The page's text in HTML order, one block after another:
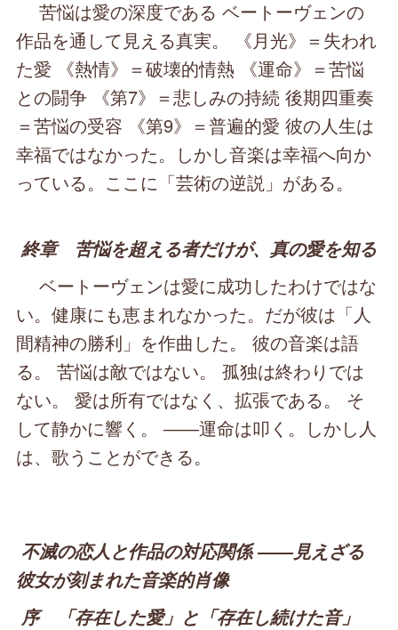
苦悩は愛の深度である ベートーヴェンの
作品を通して見える真実。 《月光》＝失われ
た愛 《熱情》＝破壊的情熱 《運命》＝苦悩
との闘争 《第7》＝悲しみの持続 後期四重奏
＝苦悩の受容 《第9》＝普遍的愛 彼の人生は
幸福ではなかった。しかし音楽は幸福へ向か
っている。ここに「芸術の逆説」がある。
終章 苦悩を超える者だけが、真の愛を知る
ベートーヴェンは愛に成功したわけではな
い。健康にも恵まれなかった。だが彼は「人
間精神の勝利」を作曲した。 彼の音楽は語
る。 苦悩は敵ではない。 孤独は終わりでは
ない。 愛は所有ではなく、拡張である。 そ
して静かに響く。 ――運命は叩く。しかし人
は、歌うことができる。
不滅の恋人と作品の対応関係 ――見えざる
彼女が刻まれた音楽的肖像
序 「存在した愛」と「存在し続けた音」